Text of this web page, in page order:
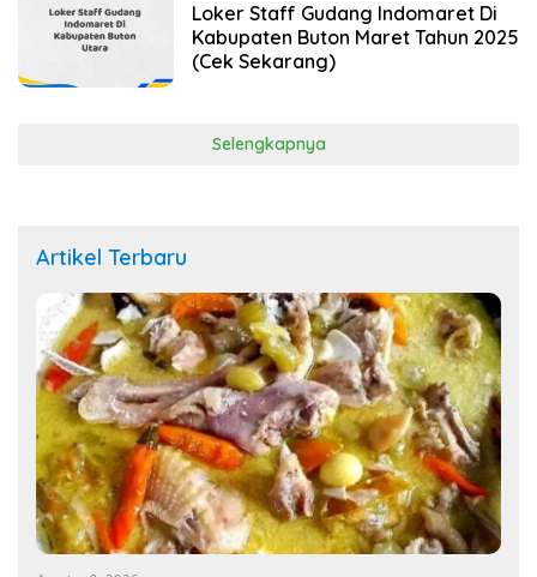
Loker Staff Gudang Indomaret Di
Kabupaten Buton Maret Tahun 2025
(Cek Sekarang)
Selengkapnya
Artikel Terbaru